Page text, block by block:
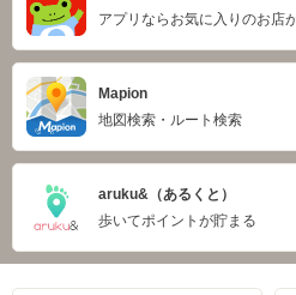
アプリならお気に入りのお店
Mapion
地図検索・ルート検索
aruku&（あるくと）
歩いてポイントが貯まる